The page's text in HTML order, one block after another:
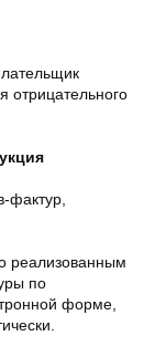
отрицательного
фактур,
реализованным
по
форме,